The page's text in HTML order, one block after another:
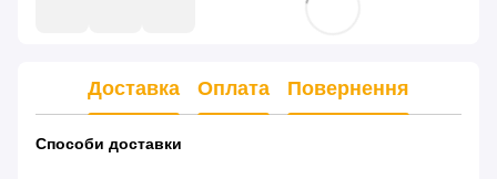
Доставка Оплата Повернення
Способи доставки